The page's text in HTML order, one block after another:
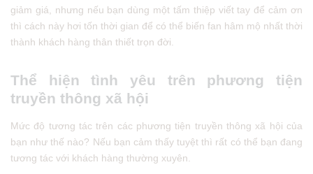
giảm giá, nhưng nếu bạn dùng một tấm thiệp viết tay để cảm ơn
thì cách này hơi tốn thời gian để có thể biến fan hâm mộ nhất thời
thành khách hàng thân thiết trọn đời.
Thể hiện tình yêu trên phương tiện
truyền thông xã hội
Mức độ tương tác trên các phương tiện truyền thông xã hội của
bạn như thế nào? Nếu bạn cảm thấy tuyệt thì rất có thể bạn đang
tương tác với khách hàng thường xuyên.